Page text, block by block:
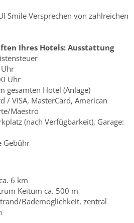
Smile Versprechen von zahlreichen
Ihres Hotels: Ausstattung
Uhr
gesamten Hotel (Anlage)
/ VISA, MasterCard, American
Maestro
(nach Verfügbarkeit), Garage:
Gebühr
6 km
Keitum ca. 500 m
Bademöglichkeit, zentral